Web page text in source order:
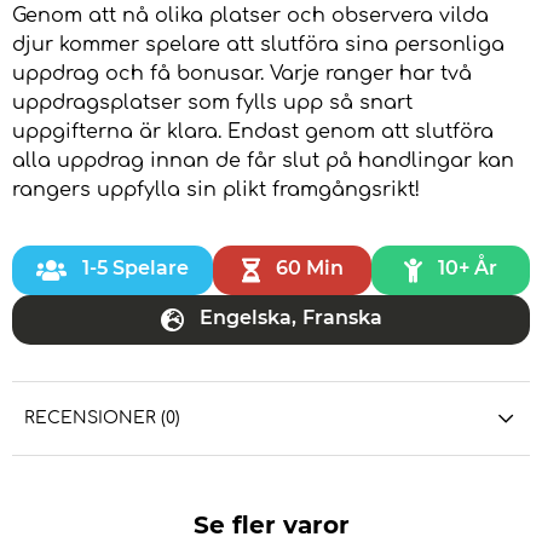
Genom att nå olika platser och observera vilda
djur kommer spelare att slutföra sina personliga
uppdrag och få bonusar. Varje ranger har två
uppdragsplatser som fylls upp så snart
uppgifterna är klara. Endast genom att slutföra
alla uppdrag innan de får slut på handlingar kan
rangers uppfylla sin plikt framgångsrikt!
1-5 Spelare 60 Min 10+ År
Engelska, Franska
RECENSIONER (0)
Se fler varor